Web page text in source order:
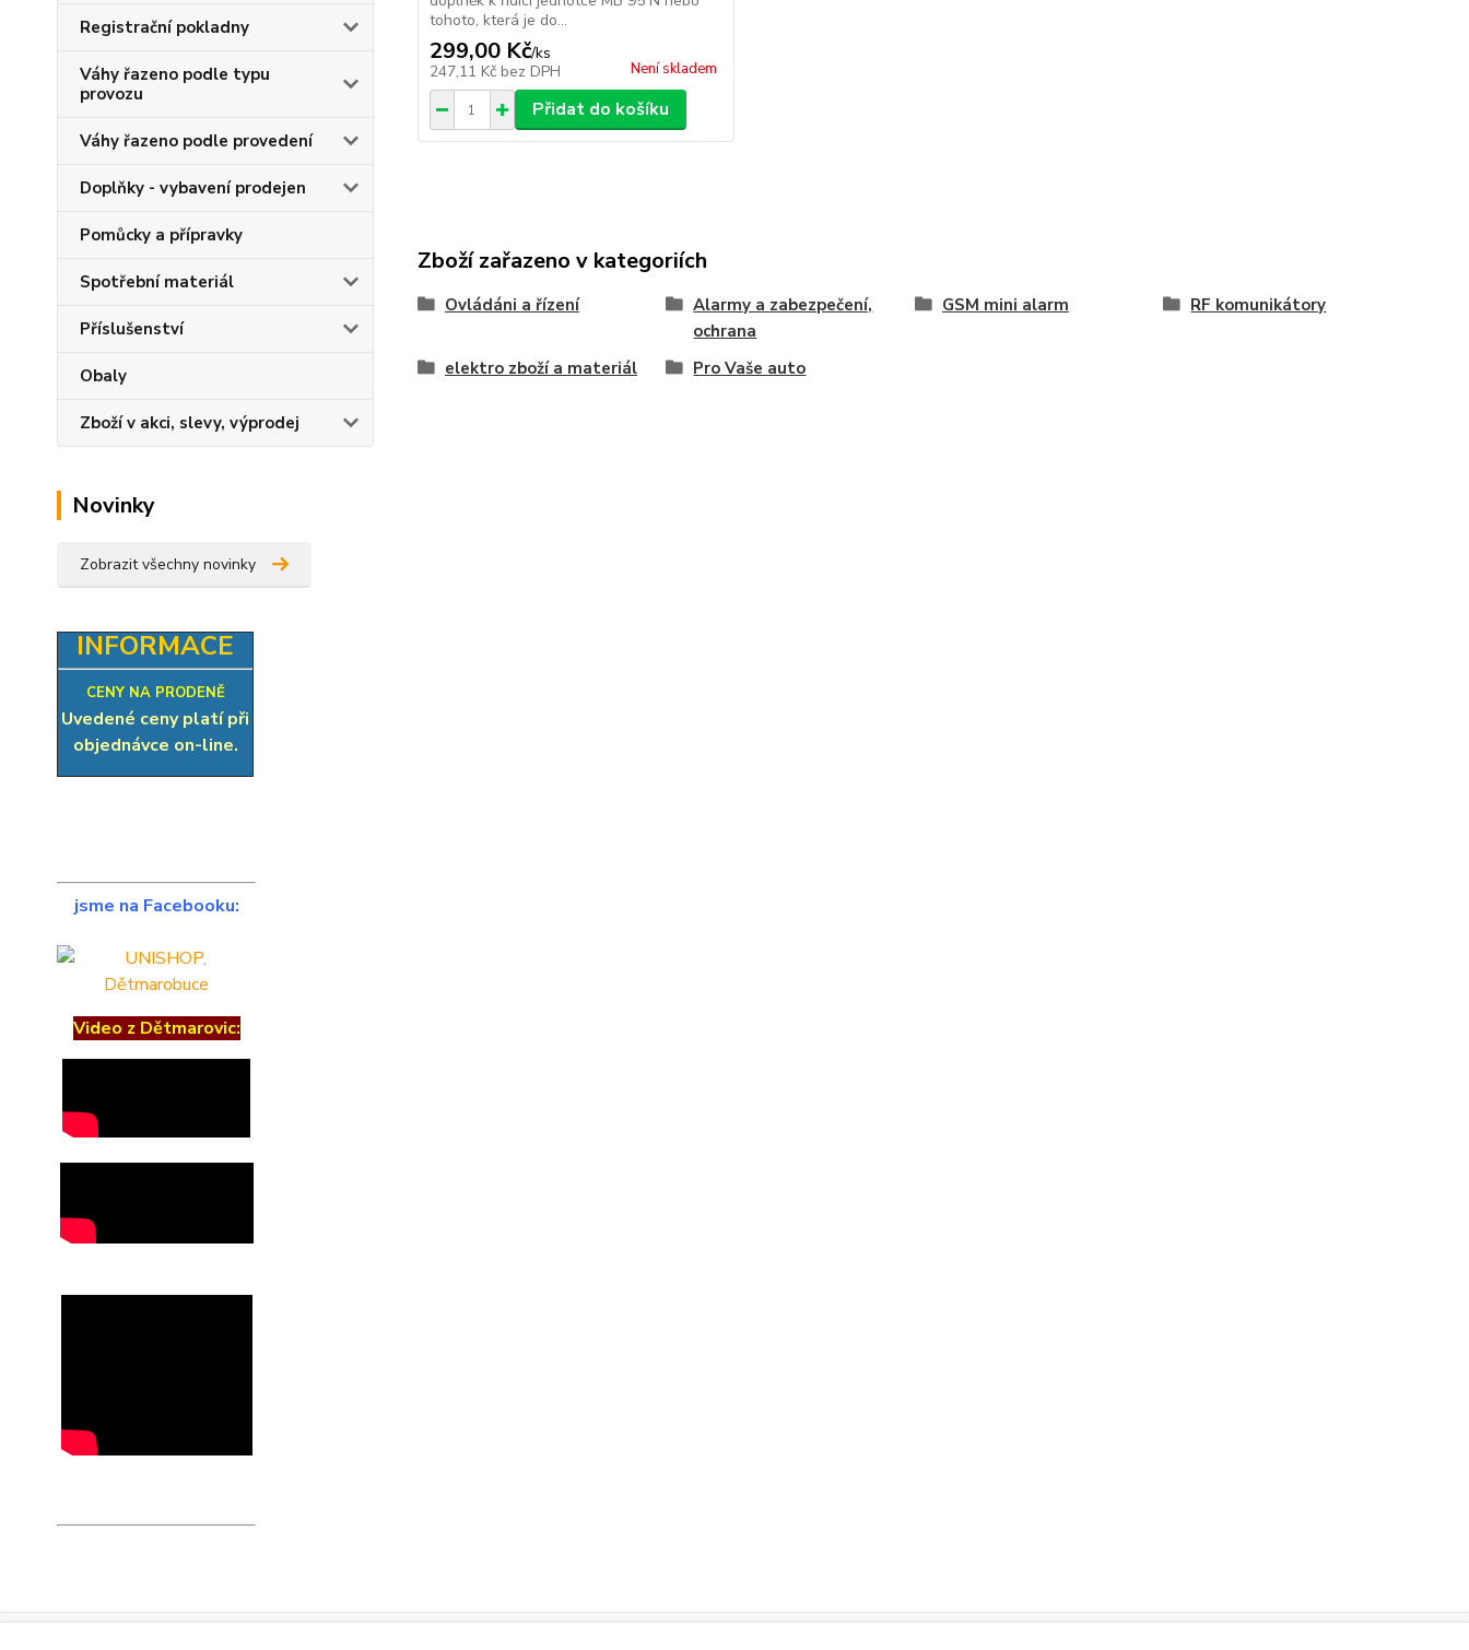
Registrační pokladny
Váhy řazeno podle typu
provozu
Váhy řazeno podle provedení
Doplňky - vybavení prodejen
Pomůcky a přípravky
Spotřební materiál
Příslušenství
Obaly
Zboží v akci, slevy, výprodej
Novinky
Zobrazit všechny novinky
INFORMACE
CENY NA PRODENĚ
Uvedené ceny platí při
objednávce on-line.
jsme na Facebooku:
Video z Dětmarovic:
tohoto, která je do...
299,00 Kč/ks
247,11 Kč bez DPH Není skladem
Přidat do košíku
Zboží zařazeno v kategoriích
Ovládáni a řízení
Alarmy a zabezpečení,
ochrana
GSM mini alarm RF komunikátory
elektro zboží a materiál Pro Vaše auto